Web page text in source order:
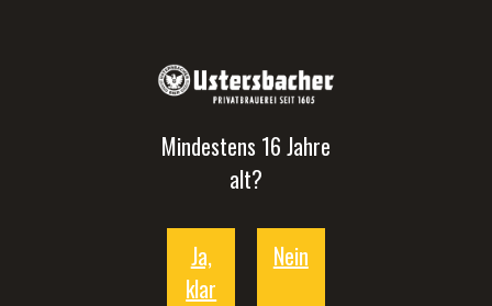
Mindestens 16 Jahre
alt?
Ja,
klar
Nein